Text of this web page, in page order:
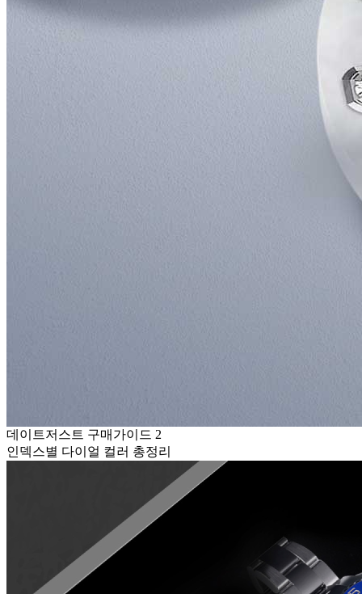
데이트저스트 구매가이드 2
인덱스별 다이얼 컬러 총정리